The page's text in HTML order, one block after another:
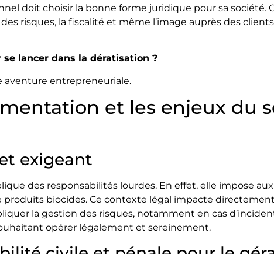
doit choisir la bonne forme juridique pour sa société.
risques, la fiscalité et même l’image auprès des
lancer dans la dératisation ?
aventure entrepreneuriale.
et les enjeux du
exigeant
des responsabilités lourdes. En effet, elle impose
biocides. Ce contexte légal impacte
la gestion des risques, notamment en cas
opérer légalement et sereinement.